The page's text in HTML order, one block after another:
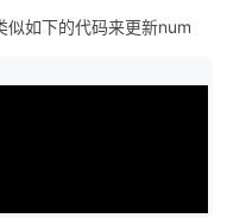
似如下的代码来更新num